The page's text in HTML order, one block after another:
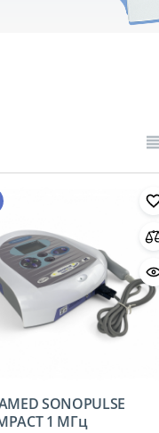
SONOPULSE
1 МГц